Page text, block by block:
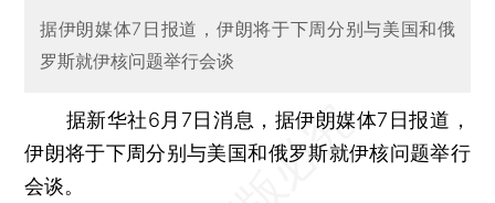
据伊朗媒体7日报道，伊朗将于下周分别与美国和俄
罗斯就伊核问题举行会谈
据新华社6月7日消息，据伊朗媒体7日报道，
伊朗将于下周分别与美国和俄罗斯就伊核问题举行
会谈。